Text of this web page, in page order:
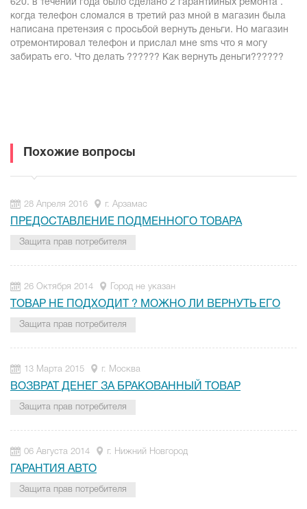
620. в течении года было сделано 2 гарантийных ремонта .
когда телефон сломался в третий раз мной в магазин была
написана претензия с просьбой вернуть деньги. Но магазин
отремонтировал телефон и прислал мне sms что я могу
забирать его. Что делать ?????? Как вернуть деньги??????
Похожие вопросы
28 Апреля 2016 г. Арзамас
ПРЕДОСТАВЛЕНИЕ ПОДМЕННОГО ТОВАРА
Защита прав потребителя
26 Октября 2014 Город не указан
ТОВАР НЕ ПОДХОДИТ ? МОЖНО ЛИ ВЕРНУТЬ ЕГО
Защита прав потребителя
13 Марта 2015 г. Москва
ВОЗВРАТ ДЕНЕГ ЗА БРАКОВАННЫЙ ТОВАР
Защита прав потребителя
06 Августа 2014 г. Нижний Новгород
ГАРАНТИЯ АВТО
Защита прав потребителя